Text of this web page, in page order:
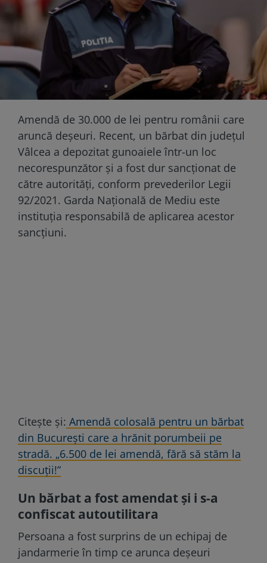
Amendă de 30.000 de lei pentru românii care
aruncă deșeuri. Recent, un bărbat din județul
Vâlcea a depozitat gunoaiele într-un loc
necorespunzător și a fost dur sancționat de
către autorități, conform prevederilor Legii
92/2021. Garda Națională de Mediu este
instituția responsabilă de aplicarea acestor
sancțiuni.
Citește și: Amendă colosală pentru un bărbat
din București care a hrănit porumbeii pe
stradă. „6.500 de lei amendă, fără să stăm la
discuții!”
Un bărbat a fost amendat și i s-a
confiscat autoutilitara
Persoana a fost surprins de un echipaj de
jandarmerie în timp ce arunca deșeuri